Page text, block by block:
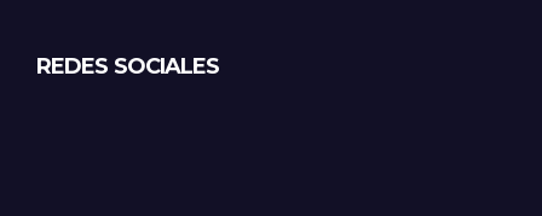
REDES SOCIALES